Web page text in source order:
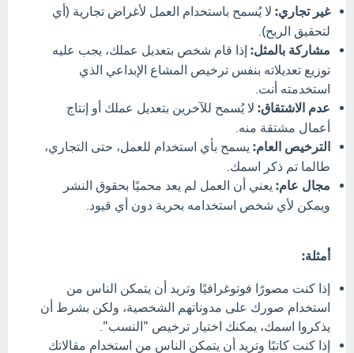
غير تجاري: لا يُسمح باستخدام العمل لأغراض تجارية (أي
لتحقيق الربح).
مشاركة بالمثل: إذا قام شخص بتعديل عملك، يجب عليه
توزيع تعديلاته بنفس ترخيص المشاع الإبداعي الذي
استخدمته أنت.
عدم الاشتقاق: لا يُسمح للآخرين بتعديل عملك أو إنتاج
أعمال مشتقة منه.
الترخيص العام: يسمح بأي استخدام للعمل، حتى التجاري،
طالما تم ذكر اسمك.
مجال عام: يعني أن العمل لم يعد محميًا بحقوق النشر
ويمكن لأي شخص استخدامه بحرية دون أي قيود.
أمثلة:
إذا كنت مصورًا فوتوغرافيًا وتريد أن يتمكن الناس من
استخدام صورك على مدوناتهم الشخصية، ولكن بشرط أن
يذكروا اسمك، يمكنك اختيار ترخيص "النسب".
إذا كنت كاتبًا وتريد أن يتمكن الناس من استخدام مقالاتك